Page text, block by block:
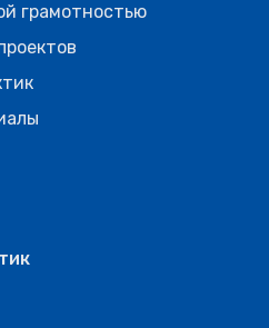
грамотностью